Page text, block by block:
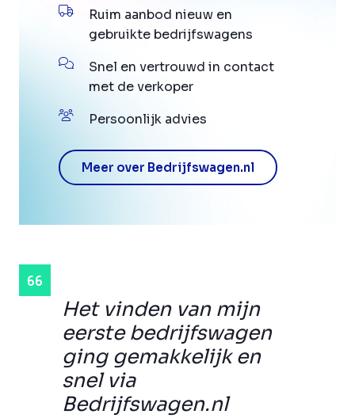
Het vinden van mijn
eerste bedrijfswagen
ging gemakkelijk en
snel via
Bedrijfswagen.nl
Ruim aanbod nieuw en
gebruikte bedrijfswagens
Snel en vertrouwd in contact
met de verkoper
Persoonlijk advies
Meer over Bedrijfswagen.nl